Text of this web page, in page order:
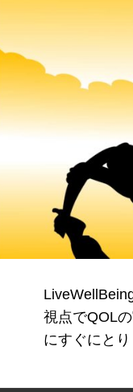
視点でQOL
にすぐにと